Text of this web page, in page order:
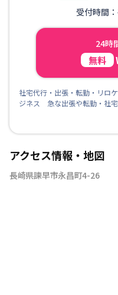
受付時間
24時
無料
社宅代行・出張・転勤・リロ
ジネス 急な出張や転勤・社
アクセス情報・地図
長崎県諫早市永昌町4-26